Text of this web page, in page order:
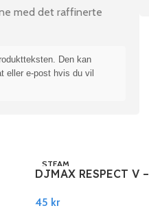
med det raffinerte
Den kan
eller e-post hvis du vil
STEAM
DJMAX RESPECT V –
PACK DLC PC Steam
45 kr